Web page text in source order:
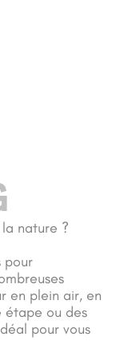
nature ?
pour
en plein air, en
étape ou des
pour vous